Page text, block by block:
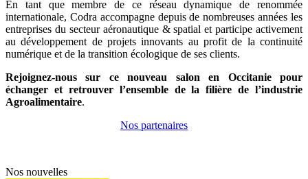
En tant que membre de ce réseau dynamique de renommée
internationale, Codra accompagne depuis de nombreuses années les
entreprises du secteur aéronautique & spatial et participe activement
au développement de projets innovants au profit de la continuité
numérique et de la transition écologique de ses clients.
Rejoignez-nous sur ce nouveau salon en Occitanie pour
échanger et retrouver l’ensemble de la filière de l’industrie
Agroalimentaire.
Nos partenaires
Nos nouvelles